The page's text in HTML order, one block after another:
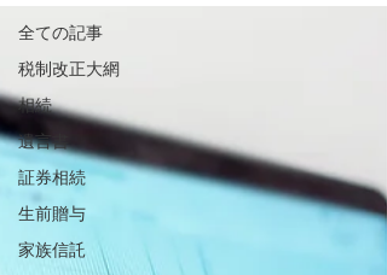
全ての記事
税制改正大網
相続
遺言書
証券相続
生前贈与
家族信託